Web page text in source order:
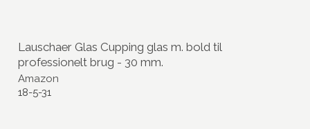
Lauschaer Glas Cupping glas m. bold til
professionelt brug - 30 mm.
Amazon
18-5-31